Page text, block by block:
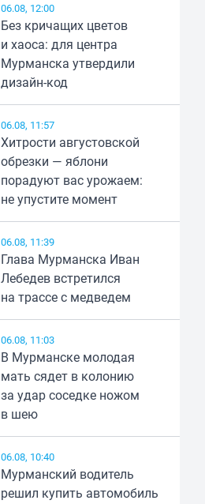
06.08, 12:00
Без кричащих цветов
и хаоса: для центра
Мурманска утвердили
дизайн-код
06.08, 11:57
Хитрости августовской
обрезки — яблони
порадуют вас урожаем:
не упустите момент
06.08, 11:39
Глава Мурманска Иван
Лебедев встретился
на трассе с медведем
06.08, 11:03
В Мурманске молодая
мать сядет в колонию
за удар соседке ножом
в шею
06.08, 10:40
Мурманский водитель
решил купить автомобиль